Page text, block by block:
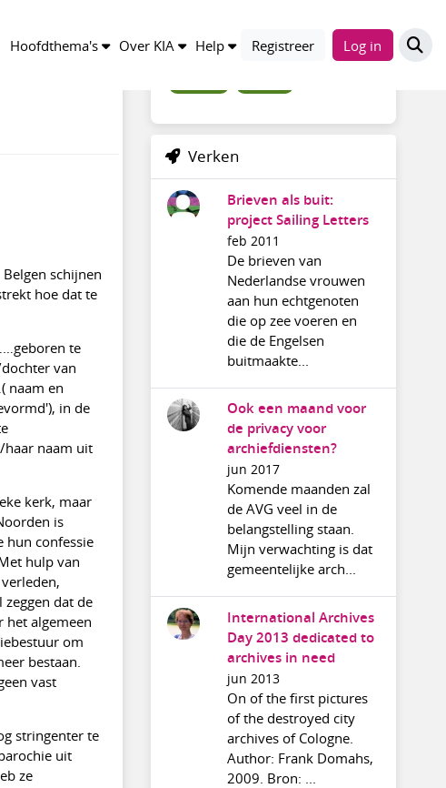
Hoofdthema's Over KIA Help Registreer Log in
schijnen
hoe dat te
te
van
en
in de
naam uit
kerk, maar
is
hun confessie
hulp van
dat de
het algemeen
om
bestaan.
vast
stringenter te
uit
ze
Verken
Brieven als buit:
project Sailing Letters
feb 2011
De brieven van
Nederlandse vrouwen
aan hun echtgenoten
die op zee voeren en
die de Engelsen
buitmaakte...
Ook een maand voor
de privacy voor
archiefdiensten?
jun 2017
Komende maanden zal
de AVG veel in de
belangstelling staan.
Mijn verwachting is dat
gemeentelijke arch...
International Archives
Day 2013 dedicated to
archives in need
jun 2013
On of the first pictures
of the destroyed city
archives of Cologne.
Author: Frank Domahs,
2009. Bron: ...